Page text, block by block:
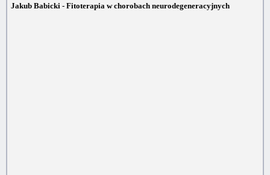
Jakub Babicki - Fitoterapia w chorobach neurodegeneracyjnych